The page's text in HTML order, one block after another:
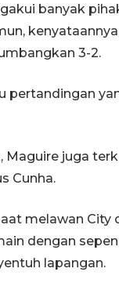
banyak
3-2.
pertandingan
Maguire juga
Cunha.
melawan
dengan
lapangan.